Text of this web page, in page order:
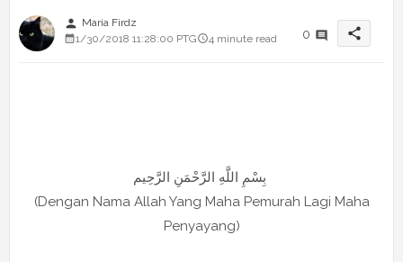
person Maria Firdz
1/30/2018 11:28:00 PTG
4 minute read 0 share
(Dengan Nama Allah Yang Maha Pemurah Lagi Maha
Penyayang)